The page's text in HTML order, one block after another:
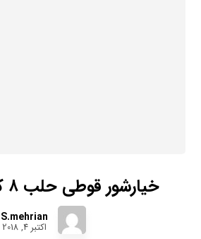
خیارشور قوطی حلب ۸ کیلویی ویژه
S.mehrian
اکتبر 4, 2018